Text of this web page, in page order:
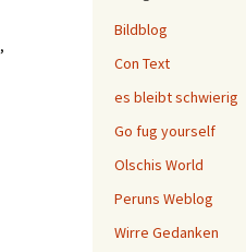
,
Bildblog
Con Text
es bleibt schwierig
Go fug yourself
Olschis World
Peruns Weblog
Wirre Gedanken